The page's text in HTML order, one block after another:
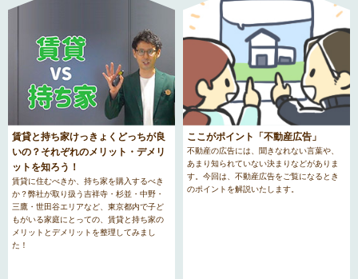
賃貸と持ち家けっきょくどっちが良
いの？それぞれのメリット・デメリ
ットを知ろう！
賃貸に住むべきか、持ち家を購入するべき
か？弊社が取り扱う吉祥寺・杉並・中野・
三鷹・世田谷エリアなど、東京都内で子ど
もがいる家庭にとっての、賃貸と持ち家の
メリットとデメリットを整理してみまし
た！
ここがポイント「不動産広告」
不動産の広告には、聞きなれない言葉や、
あまり知られていない決まりなどがありま
す。今回は、不動産広告をご覧になるとき
のポイントを解説いたします。